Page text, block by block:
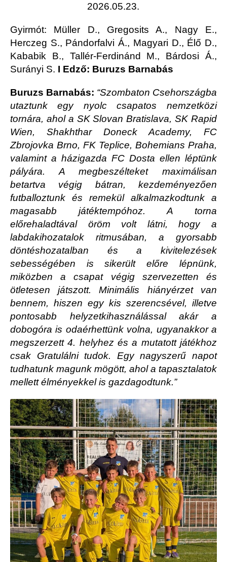
2026.05.23.
Gyirmót: Müller D., Gregosits A., Nagy E.,
Herczeg S., Pándorfalvi Á., Magyari D., Élő D.,
Kababik B., Tallér-Ferdinánd M., Bárdosi Á.,
Surányi S. I Edző: Buruzs Barnabás
Buruzs Barnabás: “Szombaton Csehországba
utaztunk egy nyolc csapatos nemzetközi
tornára, ahol a SK Slovan Bratislava, SK Rapid
Wien, Shakhthar Doneck Academy, FC
Zbrojovka Brno, FK Teplice, Bohemians Praha,
valamint a házigazda FC Dosta ellen léptünk
pályára. A megbeszélteket maximálisan
betartva végig bátran, kezdeményezően
futballoztunk és remekül alkalmazkodtunk a
magasabb játéktempóhoz. A torna
előrehaladtával öröm volt látni, hogy a
labdakihozatalok ritmusában, a gyorsabb
döntéshozatalban és a kivitelezések
sebességében is sikerült előre lépnünk,
miközben a csapat végig szervezetten és
ötletesen játszott. Minimális hiányérzet van
bennem, hiszen egy kis szerencsével, illetve
pontosabb helyzetkihasználással akár a
dobogóra is odaérhettünk volna, ugyanakkor a
megszerzett 4. helyhez és a mutatott játékhoz
csak Gratulálni tudok. Egy nagyszerű napot
tudhatunk magunk mögött, ahol a tapasztalatok
mellett élményekkel is gazdagodtunk.”